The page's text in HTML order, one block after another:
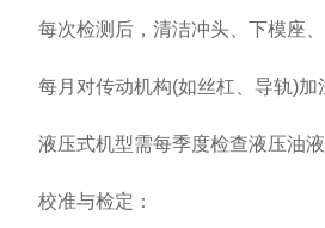
每次检测后，清洁冲头、下模座、
每月对传动机构(如丝杠、导轨)加
液压式机型需每季度检查液压油液
校准与检定：